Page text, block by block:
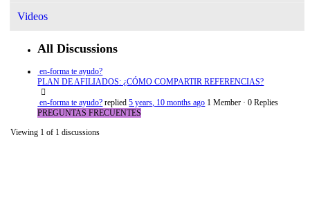
Videos
All Discussions
en-forma te ayudo?
PLAN DE AFILIADOS: ¿CÓMO COMPARTIR REFERENCIAS?
en-forma te ayudo? replied5 years, 10 months ago 1 Member · 0 Replies
PREGUNTAS FRECUENTES
Viewing 1 of 1 discussions